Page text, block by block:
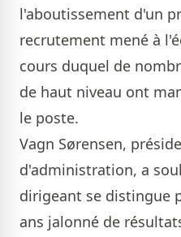
l'aboutissement d'un
recrutement mené à
cours duquel de
de haut niveau ont
le poste.
Vagn Sørensen,
d'administration, a
dirigeant se distingue
ans jalonné de